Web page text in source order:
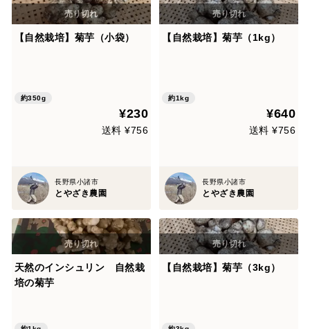
【自然栽培】菊芋（小袋）
約350g
¥230
送料 ¥756
長野県小諸市
とやざき農園
【自然栽培】菊芋（1kg）
約1kg
¥640
送料 ¥756
長野県小諸市
とやざき農園
天然のインシュリン 自然栽
培の菊芋
【自然栽培】菊芋（3kg）